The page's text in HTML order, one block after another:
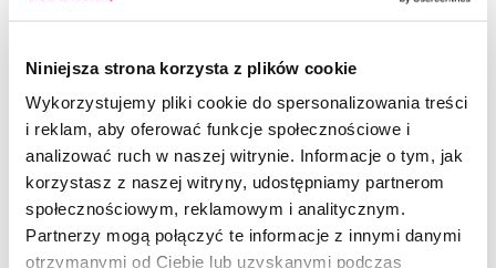
Niniejsza strona korzysta z plików cookie
Wykorzystujemy pliki cookie do spersonalizowania treści
i reklam, aby oferować funkcje społecznościowe i
analizować ruch w naszej witrynie. Informacje o tym, jak
korzystasz z naszej witryny, udostępniamy partnerom
społecznościowym, reklamowym i analitycznym.
Partnerzy mogą połączyć te informacje z innymi danymi
otrzymanymi od Ciebie lub uzyskanymi podczas
Język biznesu
Branżowy język angielski w zarządzaniu
i inżynieria produkcji
Branżowy język angielski w logistyce
i transporcie